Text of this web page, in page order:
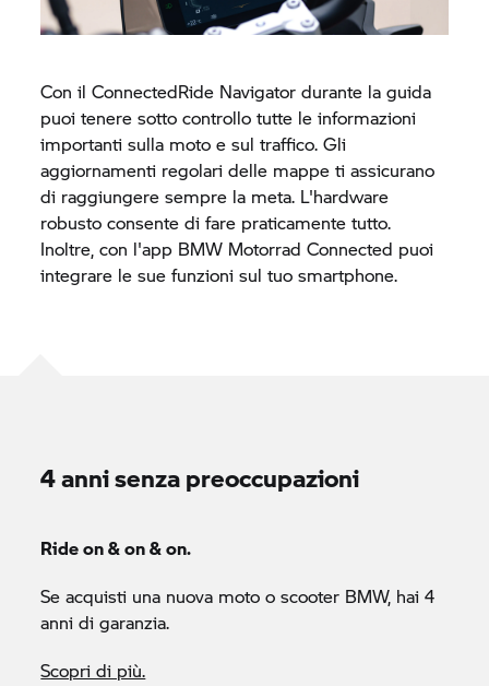
Con ilConnectedRide Navigator durante la guida
puoi tenere sotto controllo tutte le informazioni
importanti sulla moto e sul traffico. Gli
aggiornamenti regolari delle mappe ti assicurano
di raggiungere sempre la meta. L'hardware
robusto consente di fare praticamente tutto.
Inoltre, con l'app BMW Motorrad Connected puoi
integrare le sue funzioni sul tuo smartphone.
4 anni senza preoccupazioni
Ride on & on & on.
Se acquisti una nuova moto o scooter BMW, hai 4
anni di garanzia.
Scopri di più.